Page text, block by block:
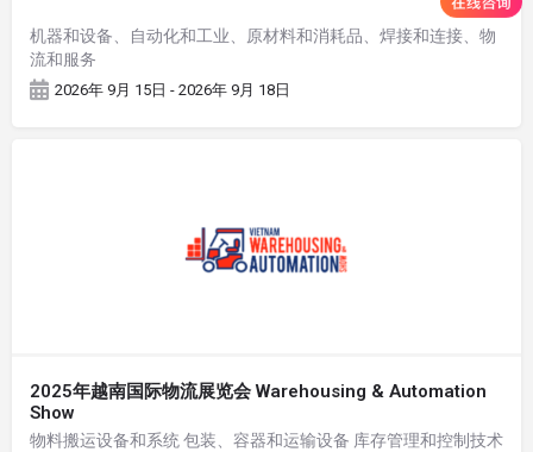
机器和设备、自动化和工业、原材料和消耗品、焊接和连接、物
流和服务
2026年 9月 15日 - 2026年 9月 18日
2025年越南国际物流展览会 Warehousing & Automation
Show
物料搬运设备和系统 包装、容器和运输设备 库存管理和控制技术